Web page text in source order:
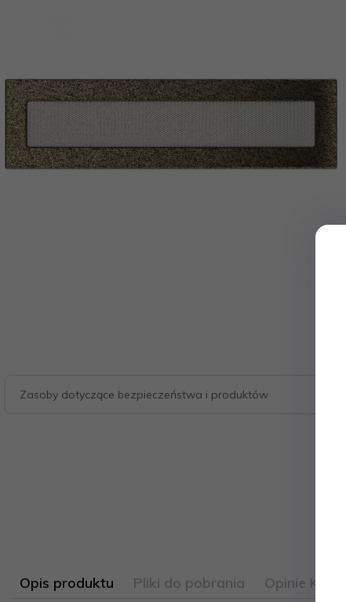
Zasoby dotyczące bezpieczeństwa i produktów
Opis produktu Pliki do pobrania Opinie